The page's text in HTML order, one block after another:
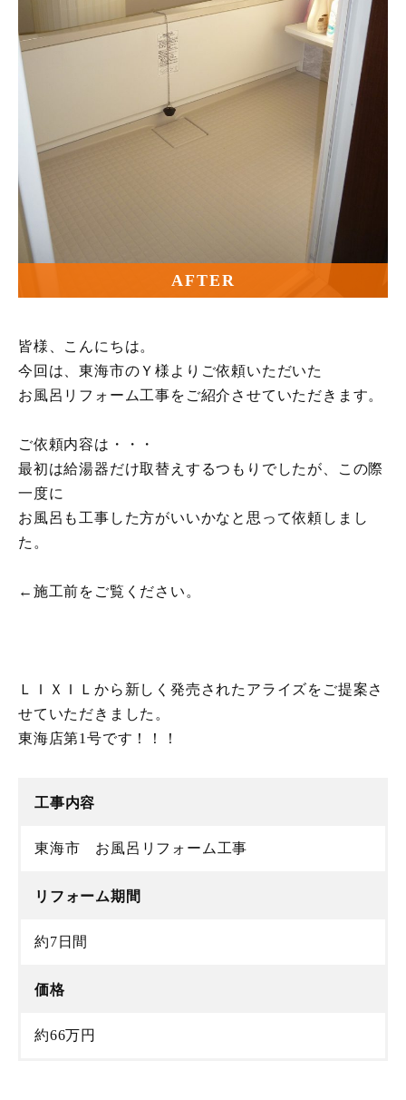
AFTER
皆様、こんにちは。
今回は、東海市のＹ様よりご依頼いただいた
お風呂リフォーム工事をご紹介させていただきます。
ご依頼内容は・・・
最初は給湯器だけ取替えするつもりでしたが、この際
一度に
お風呂も工事した方がいいかなと思って依頼しまし
た。
←施工前をご覧ください。
ＬＩＸＩＬから新しく発売されたアライズをご提案さ
せていただきました。
東海店第1号です！！！
工事内容
東海市 お風呂リフォーム工事
リフォーム期間
約7日間
価格
約66万円